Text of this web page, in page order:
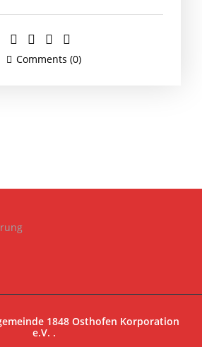
Comments (0)
1848 Osthofen Korporation
e.V. .